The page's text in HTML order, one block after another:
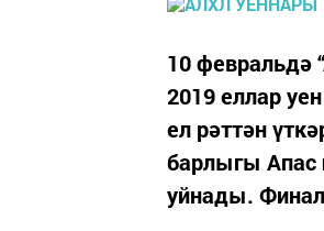
10 февральдә
2019 еллар
ел рәттән
барлыгы Апас
уйнады.